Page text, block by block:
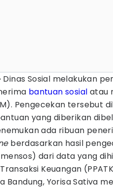
Dinas Sosial melakukan
bantuan sosial atau
Pengecekan tersebut
yang diberikan
ada ribuan
berdasarkan hasil
dari data yang
Keuangan
Bandung, Yorisa Sativa